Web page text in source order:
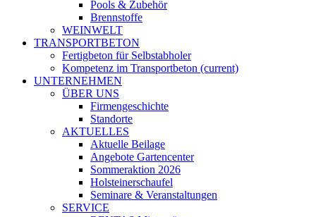
Pools & Zubehör
Brennstoffe
WEINWELT
TRANSPORTBETON
Fertigbeton für Selbstabholer
Kompetenz im Transportbeton (current)
UNTERNEHMEN
ÜBER UNS
Firmengeschichte
Standorte
AKTUELLES
Aktuelle Beilage
Angebote Gartencenter
Sommeraktion 2026
Holsteinerschaufel
Seminare & Veranstaltungen
SERVICE